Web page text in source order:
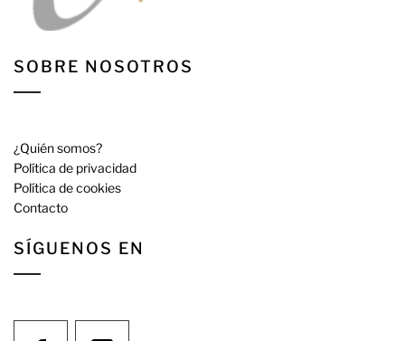
SOBRE NOSOTROS
¿Quién somos?
Política de privacidad
Política de cookies
Contacto
SÍGUENOS EN